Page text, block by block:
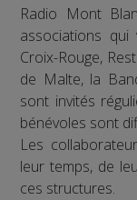
Radio Mont
associations
Croix-Rouge,
de Malte, la
sont invités
bénévoles sont
Les
leur temps, de
ces structures.